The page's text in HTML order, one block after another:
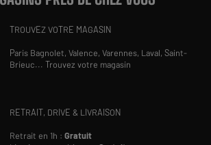
TROUVEZ VOTRE MAGASIN
Paris Bagnolet,Valence,Varennes, Laval,Saint-
Brieuc...Trouvez votre magasin
RETRAIT, DRIVE & LIVRAISON
Retrait en 1h :Gratuit